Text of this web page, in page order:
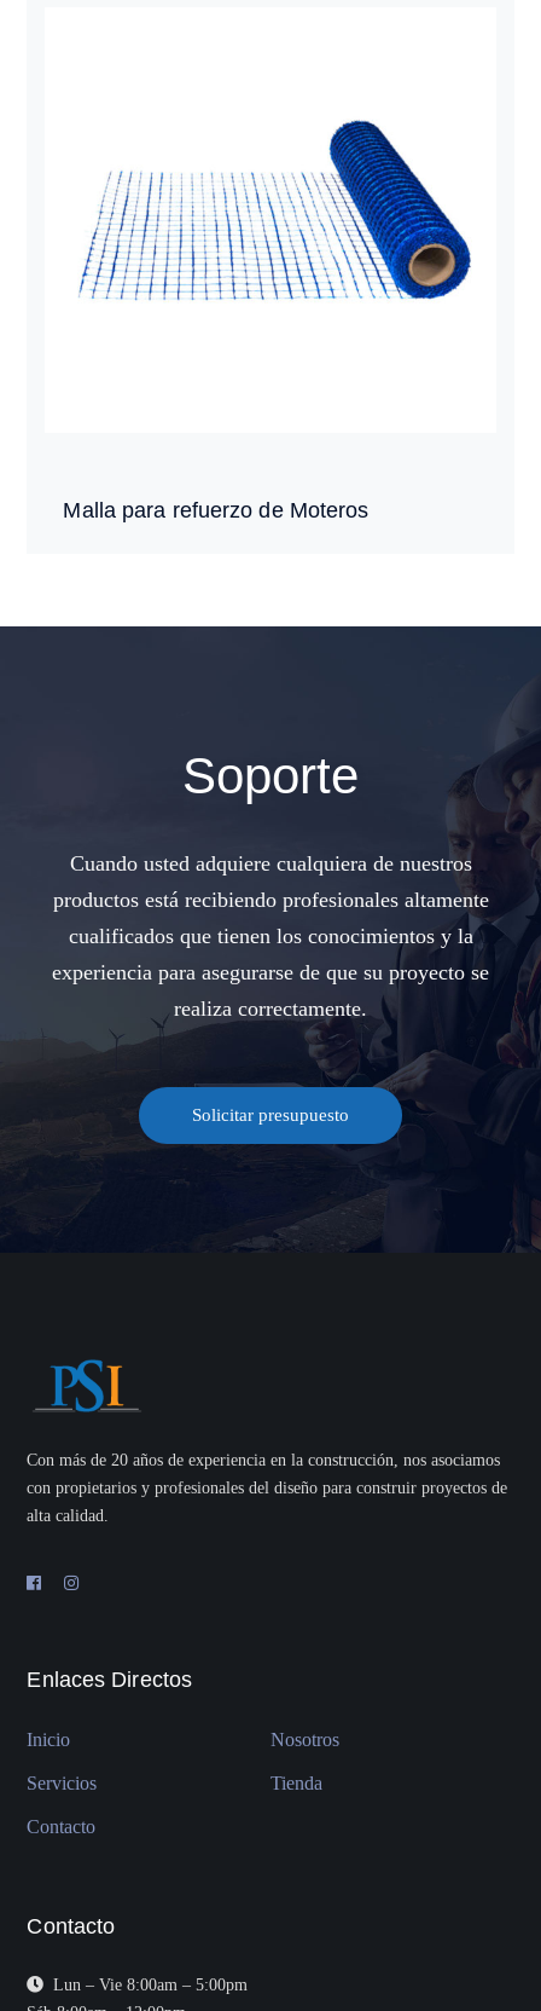
Malla para refuerzo de Moteros
Soporte
Cuando usted adquiere cualquiera de nuestros
productos está recibiendo profesionales altamente
cualificados que tienen los conocimientos y la
experiencia para asegurarse de que su proyecto se
realiza correctamente.
Solicitar presupuesto
Con más de 20 años de experiencia en la construcción, nos asociamos
con propietarios y profesionales del diseño para construir proyectos de
alta calidad.
Enlaces Directos
Inicio Nosotros
Servicios Tienda
Contacto
Contacto
Lun – Vie 8:00am – 5:00pm